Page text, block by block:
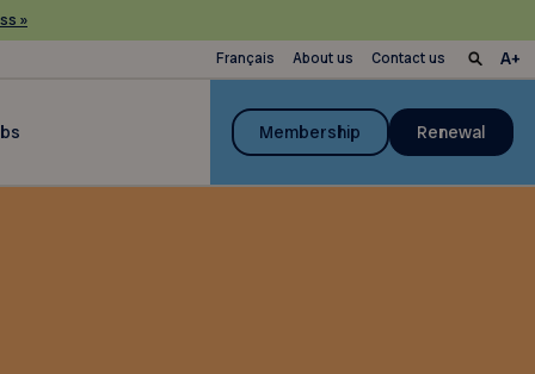
»
Français About us Contact us
Membership Renewal